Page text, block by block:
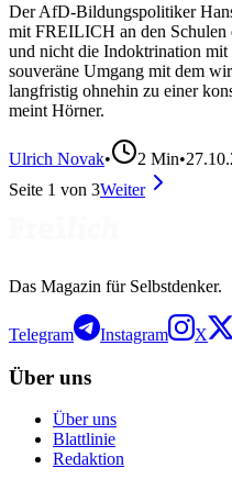
Der AfD-Bildungspolitiker
mit FREILICH an den Schulen
und nicht die Indoktrination
souveräne Umgang mit dem
langfristig ohnehin zu einer
meint Hörner.
Ulrich Novak• 2 Min•
Seite 1 von 3Weiter
Das Magazin für Selbstdenker.
Telegram Instagram X
Über uns
Über uns
Blattlinie
Redaktion